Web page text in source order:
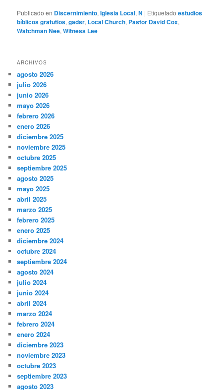
Publicado en Discernimiento,Iglesia Local,N | Etiquetado estudios
bíblicos gratutios,gadsr, Local Church, Pastor David Cox,
Watchman Nee,Witness Lee
ARCHIVOS
agosto 2026
julio 2026
junio 2026
mayo 2026
febrero 2026
enero 2026
diciembre 2025
noviembre 2025
octubre 2025
septiembre 2025
agosto 2025
mayo 2025
abril 2025
marzo 2025
febrero 2025
enero 2025
diciembre 2024
octubre 2024
septiembre 2024
agosto 2024
julio 2024
junio 2024
abril 2024
marzo 2024
febrero 2024
enero 2024
diciembre 2023
noviembre 2023
octubre 2023
septiembre 2023
agosto 2023